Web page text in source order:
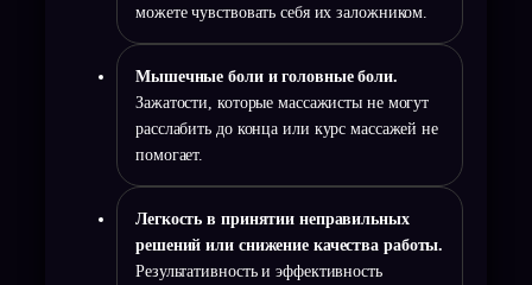
можете чувствовать себя их заложником.
Мышечные боли и головные боли.
Зажатости, которые массажисты не могут
расслабить до конца или курс массажей не
помогает.
Легкость в принятии неправильных
решений или снижение качества работы.
Результативность и эффективность